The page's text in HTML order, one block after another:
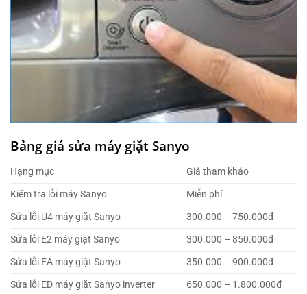
Bảng giá sửa máy giặt Sanyo
Hạng mục
Giá tham khảo
Kiểm tra lỗi máy Sanyo
Miễn phí
Sửa lỗi U4 máy giặt Sanyo
300.000 – 750.000đ
Sửa lỗi E2 máy giặt Sanyo
300.000 – 850.000đ
Sửa lỗi EA máy giặt Sanyo
350.000 – 900.000đ
Sửa lỗi ED máy giặt Sanyo inverter
650.000 – 1.800.000đ